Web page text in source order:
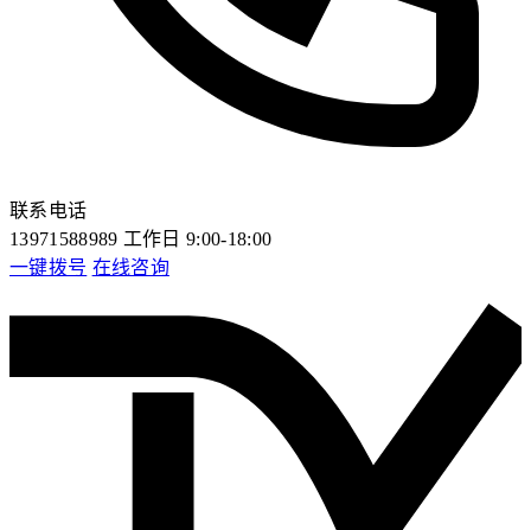
联系电话
13971588989 工作日 9:00-18:00
一键拨号 在线咨询